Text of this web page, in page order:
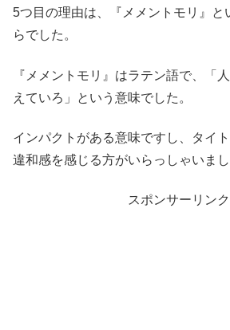
5つ目の理由は、『メメントモリ』と
らでした。
『メメントモリ』はラテン語で、「
えていろ」という意味でした。
インパクトがある意味ですし、タイ
違和感を感じる方がいらっしゃいまし
スポンサーリンク